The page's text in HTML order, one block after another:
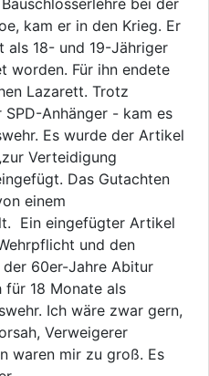
bei der
kam er in den Krieg. Er
als 18- und 19-Jähriger
worden. Für ihn endete
Lazarett. Trotz
Anhänger - kam es
Es wurde der Artikel
Verteidigung
Das Gutachten
einem
Ein eingefügter Artikel
und den
60er-Jahre Abitur
18 Monate als
Ich wäre zwar gern,
Verweigerer
waren mir zu groß. Es